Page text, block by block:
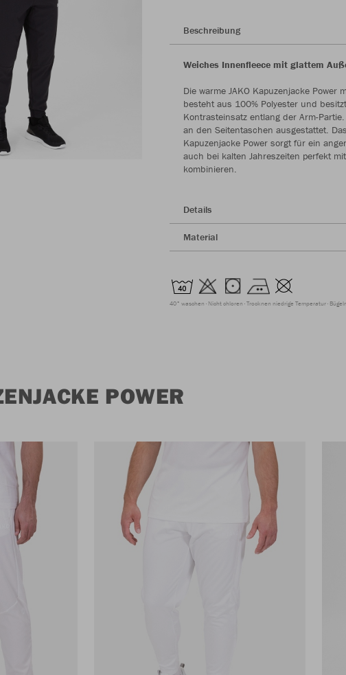
Beschreibung
Weiches Innenfleece mit glattem
Die warme JAKO Kapuzenjacke Power
besteht aus 100% Polyester und
Kontrasteinsatz entlang der Arm-
an den Seitentaschen ausgestattet.
Kapuzenjacke Power sorgt für ein
auch bei kalten Jahreszeiten perfekt
kombinieren.
Details
Material
40° waschen Nicht chloren Trocknen niedrige Temperatur
POWER